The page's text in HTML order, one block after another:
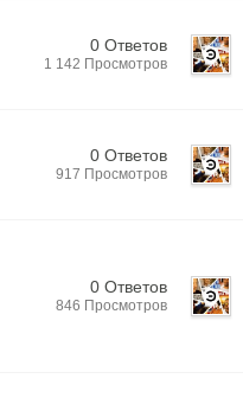
0 Ответов
1 142 Просмотров
0 Ответов
917 Просмотров
0 Ответов
846 Просмотров